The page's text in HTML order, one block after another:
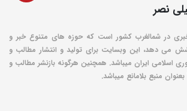
نصر
خبری در شمالغرب کشور است که حوزه های متنوع خبر و
می دهد، این وبسایت برای تولید و انتشار مطالب و
اسلامی ایران میباشد. همچنین هرگونه بازنشر مطالب و
منبع بلامانع میباشد.